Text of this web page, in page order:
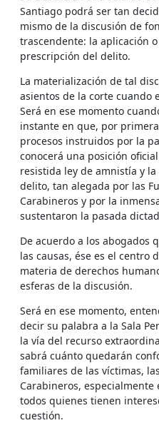
Santiago podrá ser tan
mismo de la discusión de
trascendente: la aplicación
prescripción del delito.
La materialización de tal
asientos de la corte cuando
Será en ese momento
instante en que, por
procesos instruidos por la
conocerá una posición
resistida ley de amnistía y
delito, tan alegada por las
Carabineros y por la
sustentaron la pasada
De acuerdo a los abogados
las causas, ése es el centro
materia de derechos
esferas de la discusión.
Será en ese momento,
decir su palabra a la Sala
la vía del recurso
sabrá cuánto quedarán
familiares de las víctimas,
Carabineros,
todos quienes tienen
cuestión.